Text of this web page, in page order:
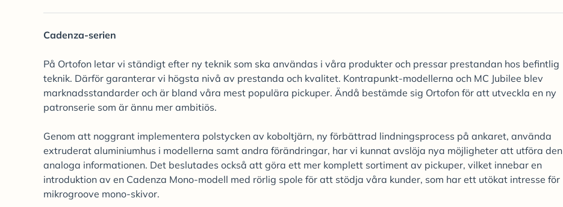
Cadenza-serien
På Ortofon letar vi ständigt efter ny teknik som ska användas i våra produkter och pressar prestandan hos befintlig
teknik. Därför garanterar vi högsta nivå av prestanda och kvalitet. Kontrapunkt-modellerna och MC Jubilee blev
marknadsstandarder och är bland våra mest populära pickuper. Ändå bestämde sig Ortofon för att utveckla en ny
patronserie som är ännu mer ambitiös.
Genom att noggrant implementera polstycken av koboltjärn, ny förbättrad lindningsprocess på ankaret, använda
extruderat aluminiumhus i modellerna samt andra förändringar, har vi kunnat avslöja nya möjligheter att utföra den
analoga informationen. Det beslutades också att göra ett mer komplett sortiment av pickuper, vilket innebar en
introduktion av en Cadenza Mono-modell med rörlig spole för att stödja våra kunder, som har ett utökat intresse för
mikrogroove mono-skivor.